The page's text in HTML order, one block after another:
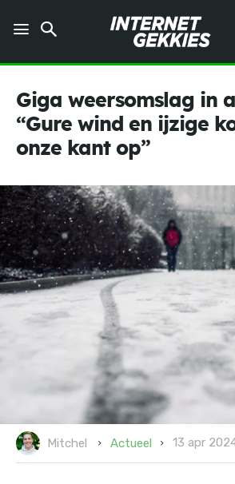
Giga weersomslag in
“Gure wind en ijzige
onze kant op”
Mitchel Actueel 13 apr